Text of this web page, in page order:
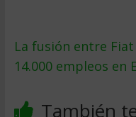
La fusión entre
14.000 empleos en
También